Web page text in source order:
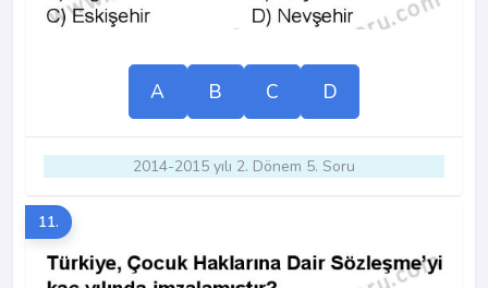
A B C D
2014-2015 yılı 2. Dönem 5. Soru
11.